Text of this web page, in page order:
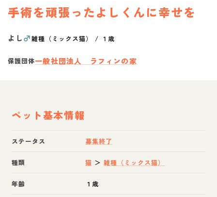
手術を頑張ったよしくんに幸せを
よし♂雑種（ミックス猫） / １歳
保護団体一般社団法人 ラフィンの家
ペット基本情報
ステータス 募集終了
種類 猫 ＞雑種（ミックス猫）
年齢 １歳